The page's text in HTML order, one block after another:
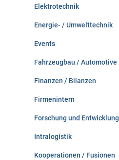
Elektrotechnik
Energie- / Umwelttechnik
Events
Fahrzeugbau / Automotive
Finanzen / Bilanzen
Firmenintern
Forschung und Entwicklung
Intralogistik
Kooperationen / Fusionen